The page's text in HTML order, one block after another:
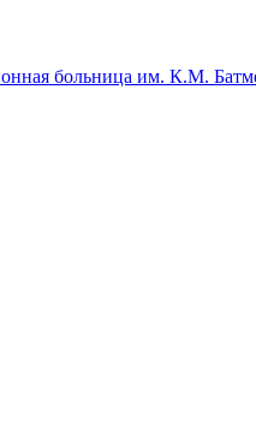
больница им. К.М.